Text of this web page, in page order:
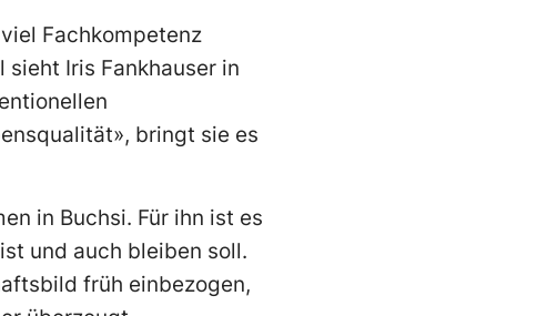
Fachkompetenz
Iris Fankhauser in
bringt sie es
in Buchsi. Für ihn ist es
und auch bleiben soll.
früh einbezogen,